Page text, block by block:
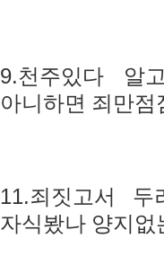
9.천주있다 알
아니하면 죄만점
11.죄짓고서
자식봤나 양지없